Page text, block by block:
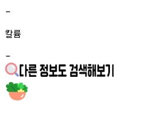
-
칼륨
-